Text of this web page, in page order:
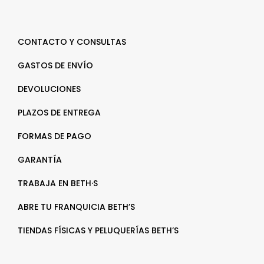
CONTACTO Y CONSULTAS
GASTOS DE ENVÍO
DEVOLUCIONES
PLAZOS DE ENTREGA
FORMAS DE PAGO
GARANTÍA
TRABAJA EN BETH·S
ABRE TU FRANQUICIA BETH’S
TIENDAS FÍSICAS Y PELUQUERÍAS BETH’S